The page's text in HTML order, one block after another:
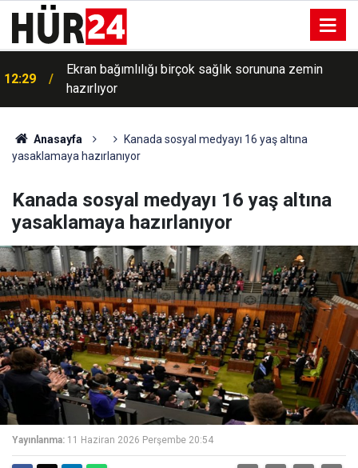
12:29
Ekran bağımlılığı birçok sağlık sorununa zemin
hazırlıyor
Anasayfa
Kanada sosyal medyayı 16 yaş altına
yasaklamaya hazırlanıyor
Kanada sosyal medyayı 16 yaş altına
yasaklamaya hazırlanıyor
Yayınlanma: 11 Haziran 2026 Perşembe 20:54